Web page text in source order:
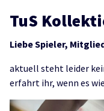
TuS
Liebe Spieler,
aktuell steht leider
erfahrt ihr, wenn es